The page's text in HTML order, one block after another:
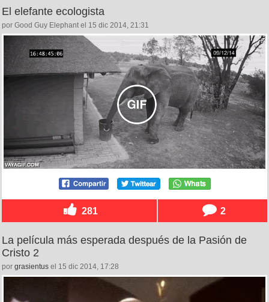
El elefante ecologista
por Good Guy Elephant el 15 dic 2014, 21:31
281 2
La película más esperada después de la Pasión de
Cristo 2
por grasientus el 15 dic 2014, 17:28